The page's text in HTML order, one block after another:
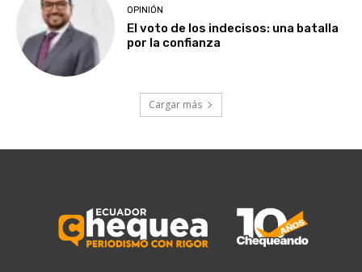
OPINIÓN
El voto de los indecisos: una batalla
por la confianza
Cargar más